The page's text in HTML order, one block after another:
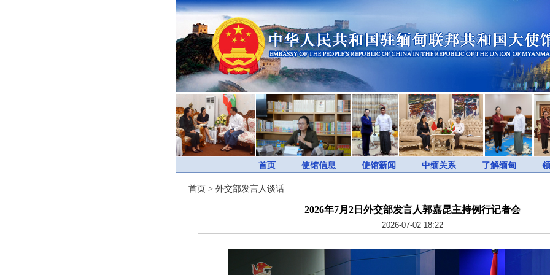
首页 使馆信息 使馆新闻 中缅关系 了解缅甸
首页 > 外交部发言人谈话
2026年7月2日外交部发言人郭嘉昆主持例行记者会
2026-07-02 18:22